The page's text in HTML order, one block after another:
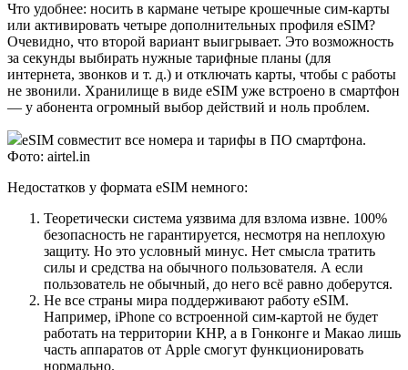
Что удобнее: носить в кармане четыре крошечные сим-карты
или активировать четыре дополнительных профиля eSIM?
Очевидно, что второй вариант выигрывает. Это возможность
за секунды выбирать нужные тарифные планы (для
интернета, звонков и т. д.) и отключать карты, чтобы с работы
не звонили. Хранилище в виде eSIM уже встроено в смартфон
— у абонента огромный выбор действий и ноль проблем.
eSIM совместит все номера и тарифы в ПО смартфона.
Фото: airtel.in
Недостатков у формата eSIM немного:
Теоретически система уязвима для взлома извне. 100%
безопасность не гарантируется, несмотря на неплохую
защиту. Но это условный минус. Нет смысла тратить
силы и средства на обычного пользователя. А если
пользователь не обычный, до него всё равно доберутся.
Не все страны мира поддерживают работу eSIM.
Например, iPhone со встроенной сим-картой не будет
работать на территории КНР, а в Гонконге и Макао лишь
часть аппаратов от Apple смогут функционировать
нормально.